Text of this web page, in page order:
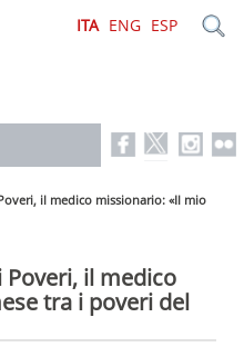
ITA ENG ESP
il medico missionario: «Il mio
il medico
tra i poveri del